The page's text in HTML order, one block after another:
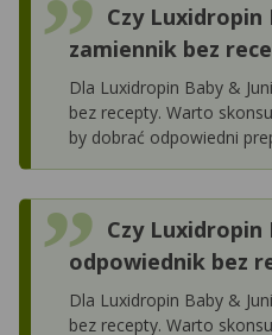
Czy Luxidropin
zamiennik bez
Dla Luxidropin Baby &
bez recepty. Warto
by dobrać odpowiedni
Czy Luxidropin
odpowiednik bez
Dla Luxidropin Baby &
bez recepty. Warto